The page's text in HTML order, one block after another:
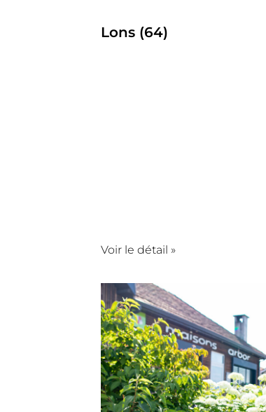
Lons (64)
Voir le détail »